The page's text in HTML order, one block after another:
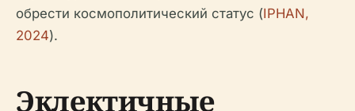
обрести космополитический статус (IPHAN,
2024).
Эклектичные